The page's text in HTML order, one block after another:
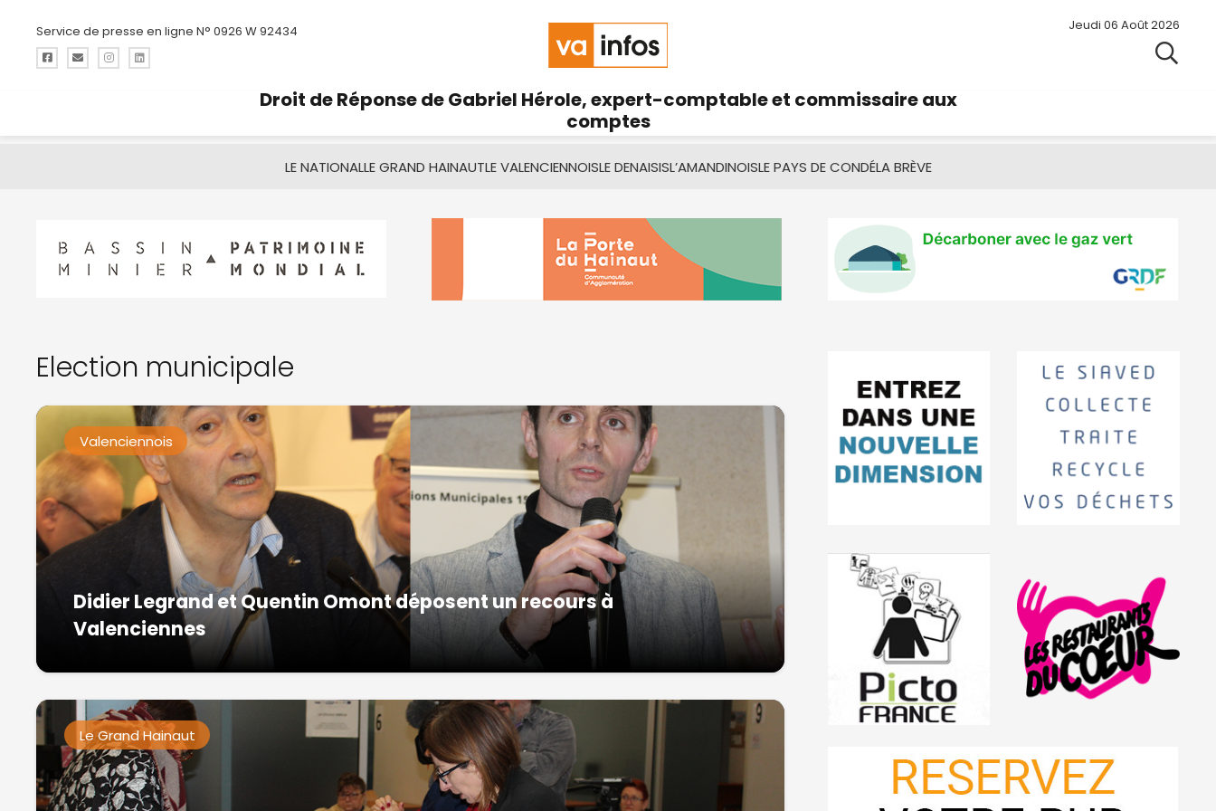
Service de presse en ligne N° 0926 W 92434 Jeudi 06 Août 2026
Droit de Réponse de Gabriel Hérole, expert-comptable et commissaire aux
comptes
LE NATIONALLE GRAND HAINAUTLE VALENCIENNOISLE DENAISISL’AMANDINOISLE PAYS DE CONDÉLA BRÈVE
Election municipale
Valenciennois
Didier Legrand et Quentin Omont déposent un recours à
Valenciennes
Le Grand Hainaut